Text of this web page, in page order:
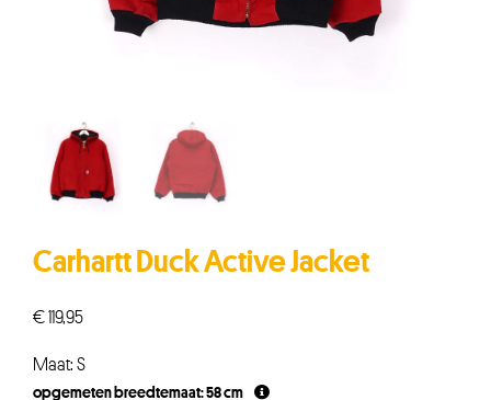
Carhartt Duck Active Jacket
€119,95
Maat: S
opgemeten breedtemaat: 58 cm